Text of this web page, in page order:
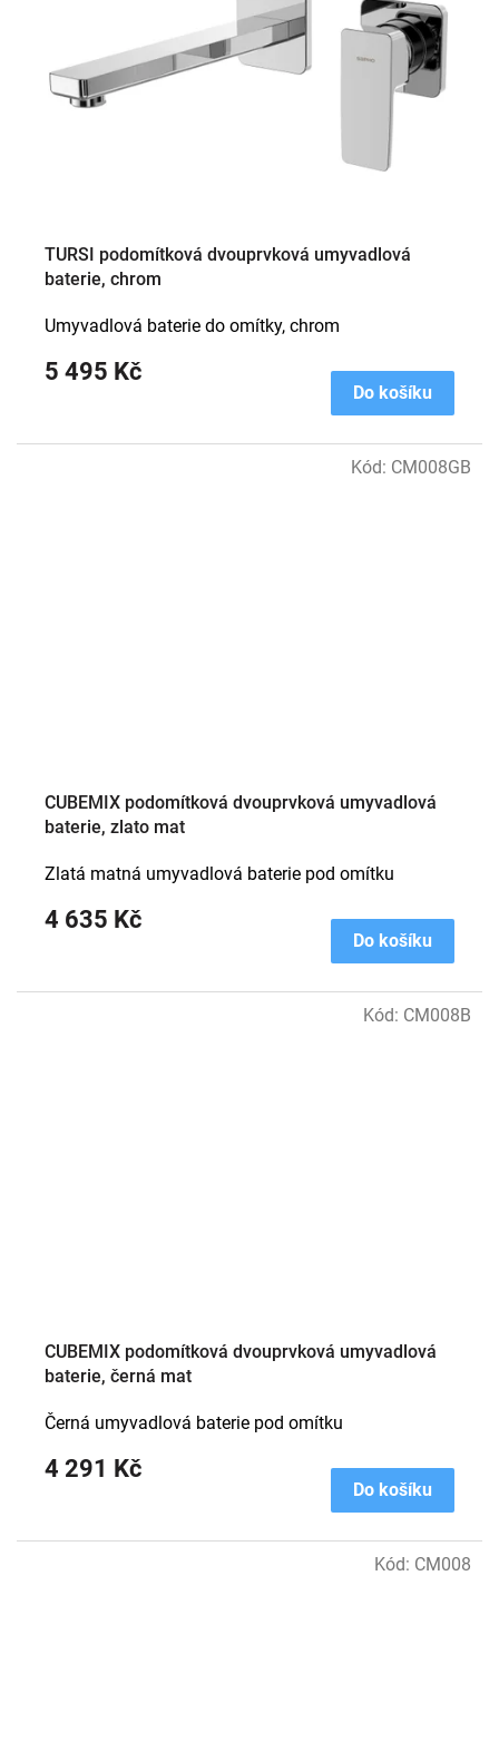
TURSI podomítková dvouprvková umyvadlová
baterie, chrom
5 495 Kč
Do košíku
Umyvadlová baterie do omítky, chrom
CUBEMIX podomítková dvouprvková umyvadlová
baterie, zlato mat
4 635 Kč
Do košíku
Zlatá matná umyvadlová baterie pod omítku
Kód: CM008GB
CUBEMIX podomítková dvouprvková umyvadlová
baterie, černá mat
4 291 Kč
Do košíku
Černá umyvadlová baterie pod omítku
Kód: CM008B
Kód: CM008